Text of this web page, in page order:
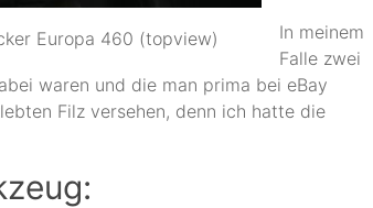
Europa 460 (topview)
In meinem
Falle zwei
waren und die man prima bei eBay
Filz versehen, denn ich hatte die